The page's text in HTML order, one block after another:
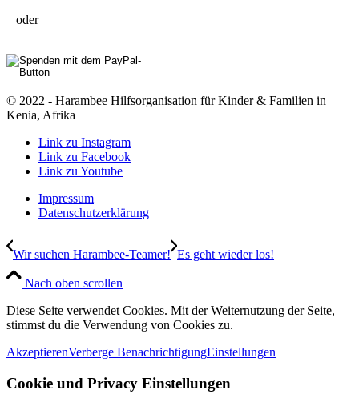
oder
© 2022 - Harambee Hilfsorganisation für Kinder & Familien in
Kenia, Afrika
Link zu Instagram
Link zu Facebook
Link zu Youtube
Impressum
Datenschutzerklärung
Wir suchen Harambee-Teamer! Es geht wieder los!
Nach oben scrollen
Diese Seite verwendet Cookies. Mit der Weiternutzung der Seite,
stimmst du die Verwendung von Cookies zu.
AkzeptierenVerberge BenachrichtigungEinstellungen
Cookie und Privacy Einstellungen